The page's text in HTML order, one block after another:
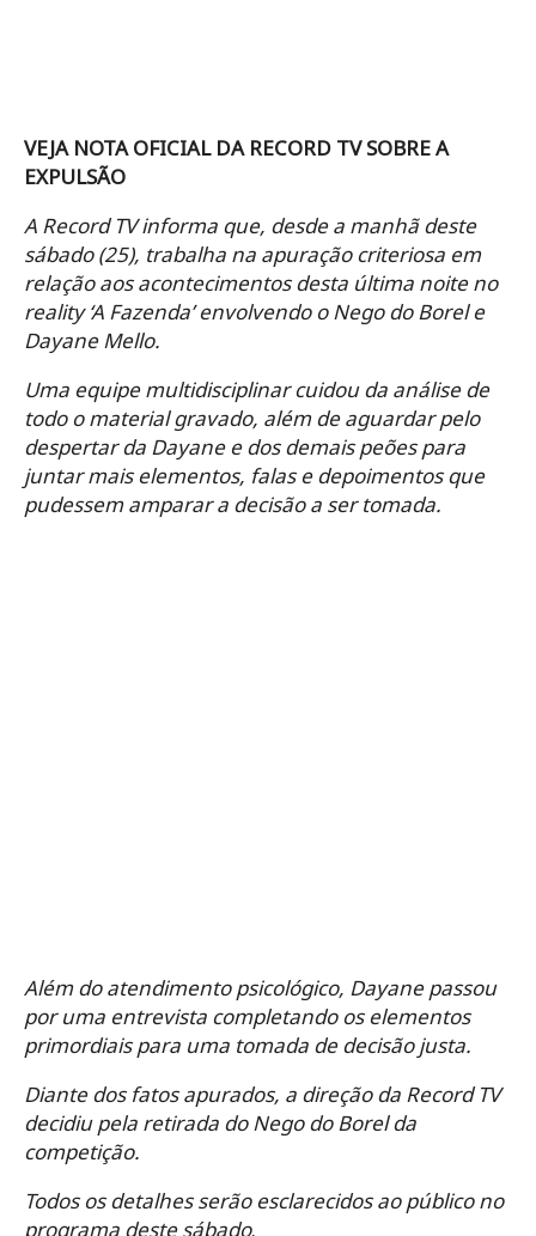
VEJA NOTA OFICIAL DA RECORD TV SOBRE A
EXPULSÃO
A Record TV informa que, desde a manhã deste
sábado (25), trabalha na apuração criteriosa em
relação aos acontecimentos desta última noite no
reality ‘A Fazenda’ envolvendo o Nego do Borel e
Dayane Mello.
Uma equipe multidisciplinar cuidou da análise de
todo o material gravado, além de aguardar pelo
despertar da Dayane e dos demais peões para
juntar mais elementos, falas e depoimentos que
pudessem amparar a decisão a ser tomada.
Além do atendimento psicológico, Dayane passou
por uma entrevista completando os elementos
primordiais para uma tomada de decisão justa.
Diante dos fatos apurados, a direção da Record TV
decidiu pela retirada do Nego do Borel da
competição.
Todos os detalhes serão esclarecidos ao público no
programa deste sábado.